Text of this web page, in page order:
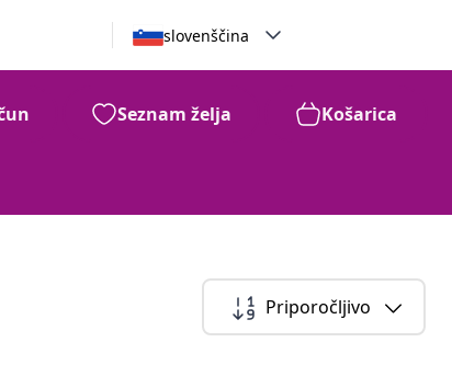
slovenščina
Seznam želja Košarica
Priporočljivo